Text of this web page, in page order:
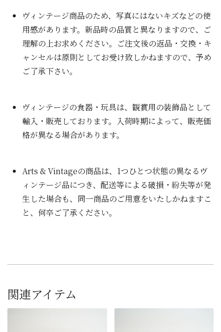
ヴィンテージ商品のため、写真にはないキズなどの使
用感があります。新品時の品質と異なりますので、ご
理解の上お求めください。ご注文後の返品・交換・キ
ャンセルは原則としてお受け致しかねますので、予め
ご了承下さい。
ヴィンテージの食器・玩具は、観賞用の装飾品として
輸入・販売しております。入荷時期によって、販売価
格が異なる場合があります。
Arts & Vintageの商品は、1つひとつ状態の異なるヴ
ィンテージ品につき、配送等による破損・紛失等が発
生した場合も、同一商品のご用意をいたしかねますこ
と、何卒ご了承ください。
関連アイテム